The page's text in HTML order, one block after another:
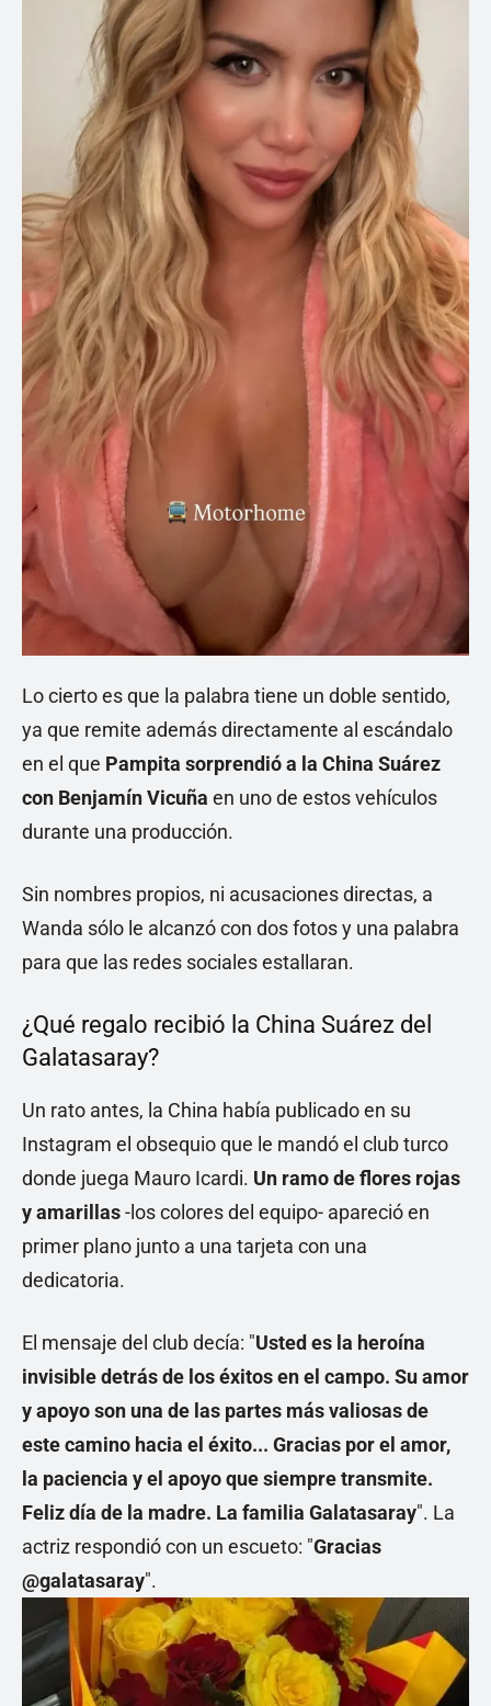
Lo cierto es que la palabra tiene un doble sentido,
ya que remite además directamente al escándalo
en el que Pampita sorprendió a la China Suárez
con Benjamín Vicuña en uno de estos vehículos
durante una producción.
Sin nombres propios, ni acusaciones directas, a
Wanda sólo le alcanzó con dos fotos y una palabra
para que las redes sociales estallaran.
¿Qué regalo recibió la China Suárez del
Galatasaray?
Un rato antes, la China había publicado en su
Instagram el obsequio que le mandó el club turco
donde juega Mauro Icardi. Un ramo de flores rojas
y amarillas-los colores del equipo- apareció en
primer plano junto a una tarjeta con una
dedicatoria.
El mensaje del club decía: "Usted es la heroína
invisible detrás de los éxitos en el campo. Su amor
y apoyo son una de las partes más valiosas de
este camino hacia el éxito... Gracias por el amor,
la paciencia y el apoyo que siempre transmite.
Feliz día de la madre. La familia Galatasaray". La
actriz respondió con un escueto: "Gracias
@galatasaray".